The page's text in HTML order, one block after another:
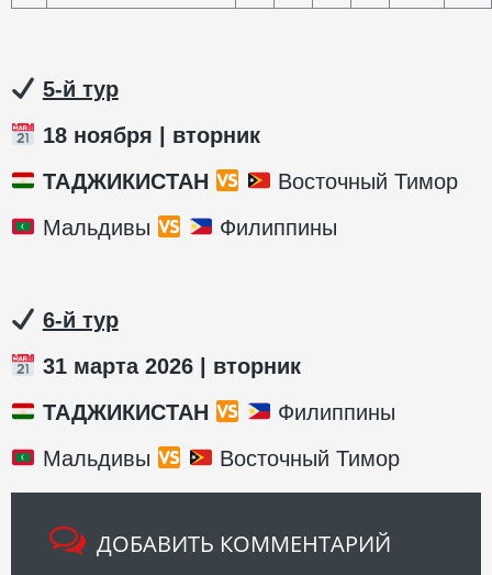
5-й тур
18 ноября | вторник
ТАДЖИКИСТАН
Восточный Тимор
Мальдивы
Филиппины
6-й тур
31 марта 2026 | вторник
ТАДЖИКИСТАН
Филиппины
Мальдивы
Восточный Тимор
ДОБАВИТЬ КОММЕНТАРИЙ